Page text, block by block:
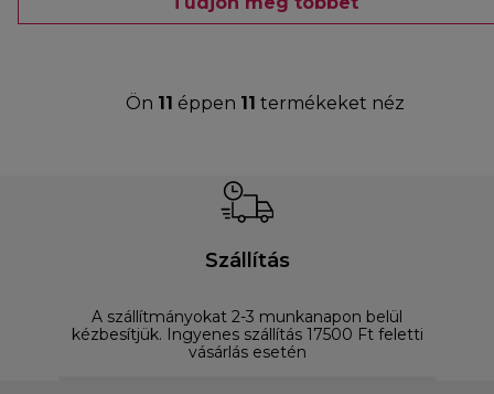
Ön 11 éppen 11 termékeket néz
Szállítás
A szállítmányokat 2-3 munkanapon belül
kézbesítjük. Ingyenes szállítás 17500 Ft feletti
vásárlás esetén